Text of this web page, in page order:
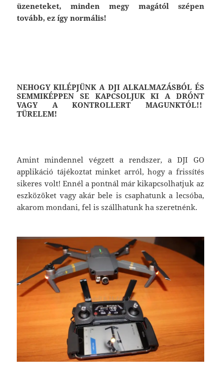
üzeneteket, minden megy magától szépen
tovább, ez így normális!
NEHOGY KILÉPJÜNK A DJI ALKALMAZÁSBÓL ÉS
SEMMIKÉPPEN SE KAPCSOLJUK KI A DRÓNT
VAGY A KONTROLLERT MAGUNKTÓL!!
TÜRELEM!
Amint mindennel végzett a rendszer, a DJI GO
applikáció tájékoztat minket arról, hogy a frissítés
sikeres volt! Ennél a pontnál már kikapcsolhatjuk az
eszközöket vagy akár bele is csaphatunk a lecsóba,
akarom mondani, fel is szállhatunk ha szeretnénk.